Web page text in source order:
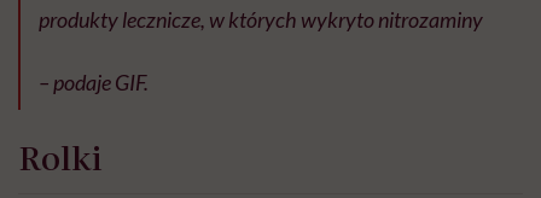
produkty lecznicze, w których wykryto nitrozaminy
– podaje GIF.
Rolki